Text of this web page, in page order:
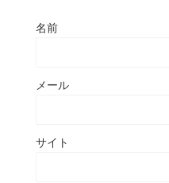
名前
メール
サイト